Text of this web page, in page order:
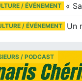
/ ÉVÉNEMENT
/ ÉVÉNEMENT
/ PODCAST